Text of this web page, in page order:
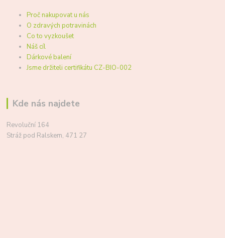
Proč nakupovat u nás
O zdravých potravinách
Co to vyzkoušet
Náš cíl
Dárkové balení
Jsme držiteli certifikátu CZ-BIO-002
Kde nás najdete
Revoluční 164
Stráž pod Ralskem, 471 27